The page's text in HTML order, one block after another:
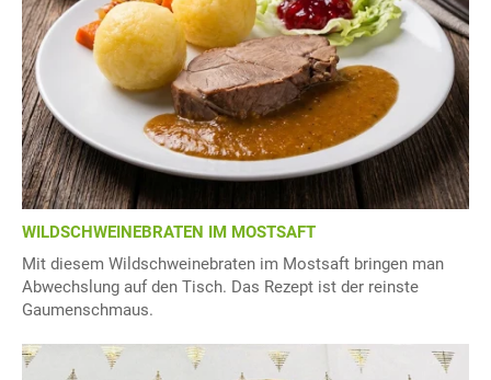
WILDSCHWEINEBRATEN IM MOSTSAFT
Mit diesem Wildschweinebraten im Mostsaft bringen man
Abwechslung auf den Tisch. Das Rezept ist der reinste
Gaumenschmaus.